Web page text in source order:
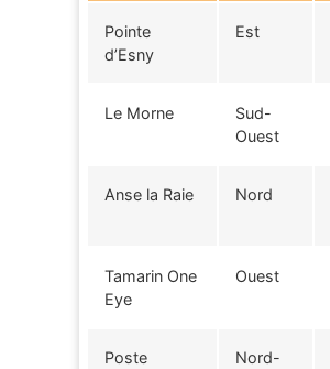
Pointe
d’Esny
Est
Le Morne
Sud-
Ouest
Anse la Raie Nord
Tamarin One
Eye
Ouest
Poste
Nord-